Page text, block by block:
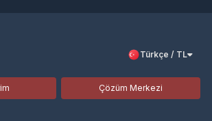
Türkçe / TL
Çözüm Merkezi